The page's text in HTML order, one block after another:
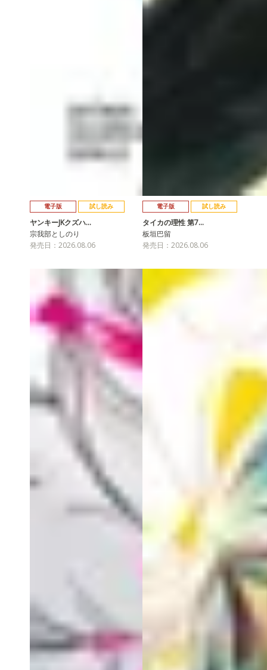
電子版 試し読み
ヤンキーJKクズハ…
宗我部としのり
発売日：2026.08.06
電子版 試し読み
タイカの理性 第7…
板垣巴留
発売日：2026.08.06